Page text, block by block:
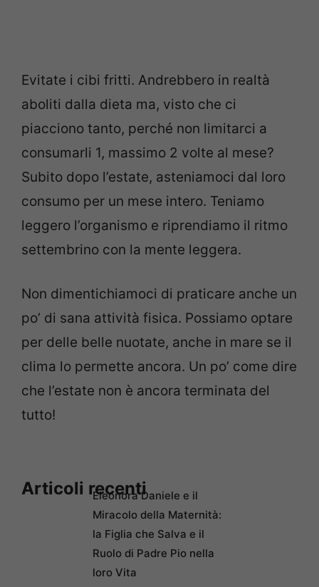
Evitate i cibi fritti. Andrebbero in realtà
aboliti dalla dieta ma, visto che ci
piacciono tanto, perché non limitarci a
consumarli 1, massimo 2 volte al mese?
Subito dopo l’estate, asteniamoci dal loro
consumo per un mese intero. Teniamo
leggero l’organismo e riprendiamo il ritmo
settembrino con la mente leggera.
Non dimentichiamoci di praticare anche un
po’ di sana attività fisica. Possiamo optare
per delle belle nuotate, anche in mare se il
clima lo permette ancora. Un po’ come dire
che l’estate non è ancora terminata del
tutto!
Articoli recentiEleonora Daniele e il
Miracolo della Maternità:
la Figlia che Salva e il
Ruolo di Padre Pio nella
loro Vita